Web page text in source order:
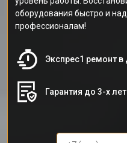
оборудования быстро и
профессионалам!
Экспрес1 ремонт
Гарантия до 3-х лет